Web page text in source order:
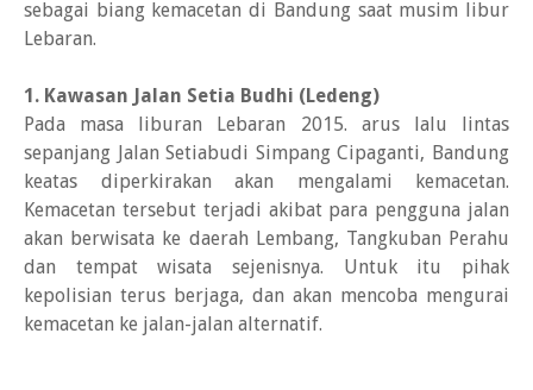
sebagai biang kemacetan di Bandung saat musim libur
Lebaran.
1. Kawasan Jalan Setia Budhi (Ledeng)
Pada masa liburan Lebaran 2015. arus lalu lintas
sepanjang Jalan Setiabudi Simpang Cipaganti, Bandung
keatas diperkirakan akan mengalami kemacetan.
Kemacetan tersebut terjadi akibat para pengguna jalan
akan berwisata ke daerah Lembang, Tangkuban Perahu
dan tempat wisata sejenisnya. Untuk itu pihak
kepolisian terus berjaga, dan akan mencoba mengurai
kemacetan ke jalan-jalan alternatif.